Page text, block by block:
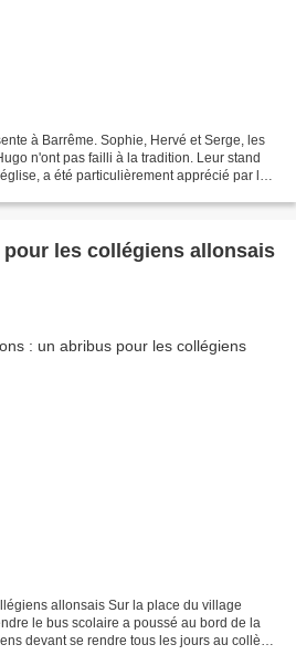
à Barrême. Sophie, Hervé et Serge, les
n'ont pas failli à la tradition. Leur stand
a été particulièrement apprécié par la
les collégiens allonsais
allonsais Sur la place du village
le bus scolaire a poussé au bord de la
devant se rendre tous les jours au collège